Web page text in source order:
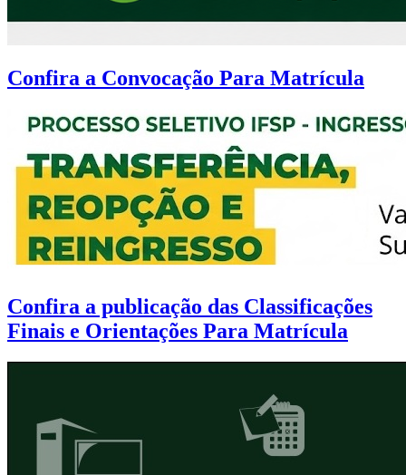
Confira a Convocação Para Matrícula
Confira a publicação das Classificações
Finais e Orientações Para Matrícula